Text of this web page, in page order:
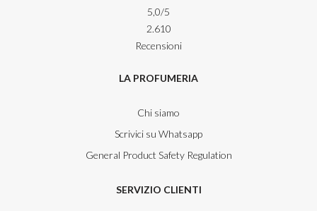
5,0/5
2.610
Recensioni
LA PROFUMERIA
Chi siamo
Scrivici su Whatsapp
General Product Safety Regulation
SERVIZIO CLIENTI